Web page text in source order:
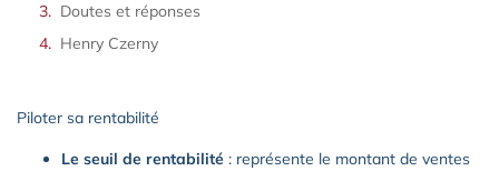
Doutes et réponses
Henry Czerny
Piloter sa rentabilité
Le seuil de rentabilité : représente le montant de ventes